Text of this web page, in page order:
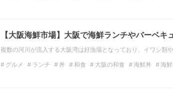
【大阪海鮮市場】大阪で海鮮ランチやバーベ
複数の河川が流入する大阪湾は好漁場となっており、イワシ類
グルメ ランチ 丼 和食 大阪の和食 海鮮丼
海